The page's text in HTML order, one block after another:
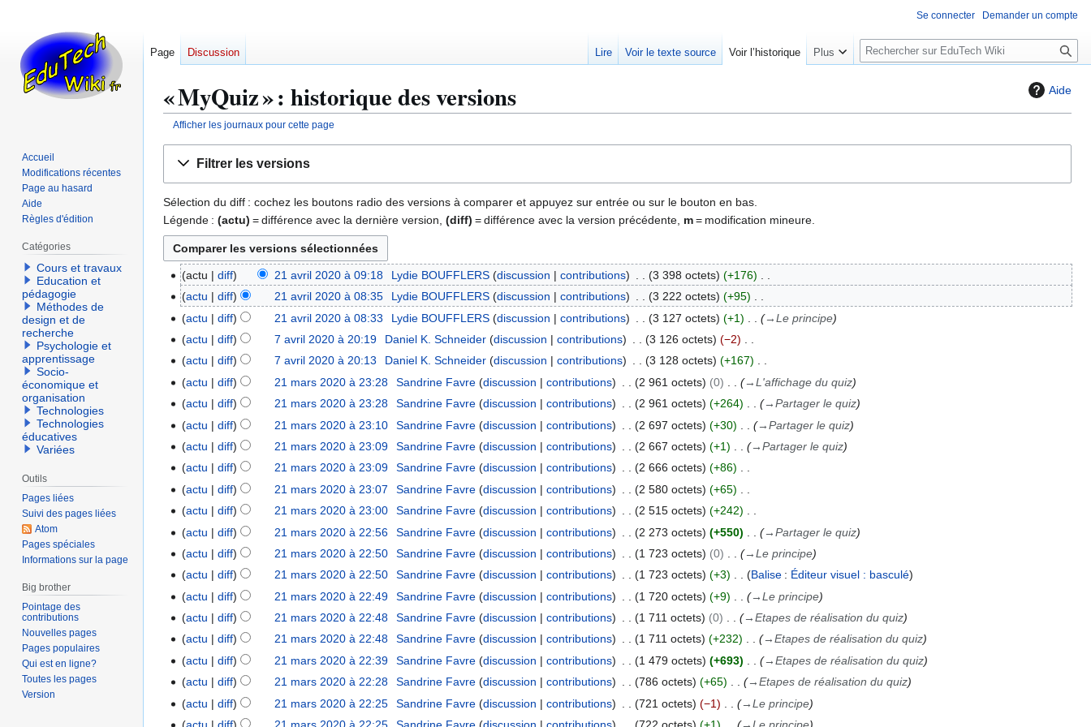
Aide
« MyQuiz » : historique des versions
Afficher les journaux pour cette page
navigation
recherche
Filtrer les versions
Sélection du diff : cochez les boutons radio des versions à comparer et appuyez sur entrée ou sur le bouton en bas.
Légende : (actu) = différence avec la dernière version, (diff) = différence avec la version précédente, m= modification mineure.
actu diff 21 avril 2020 à 09:18 Lydie BOUFFLERS discussion contributions 3 398 octets
+176
A
u
c
u
n
r
é
u
m
é
d
e
m
o
d
i
f
c
a
t
i
o
actu diff 21 avril 2020 à 08:35 Lydie BOUFFLERS discussion contributions 3 222 octets
+95
A
c
u
n
r
é
u
m
é
d
e
m
o
d
i
f
c
a
t
i
actu diff 21 avril 2020 à 08:33 Lydie BOUFFLERS discussion contributions 3 127 octets +1 →Le principe
actu diff 7 avril 2020 à 20:19 Daniel K. Schneider discussion contributions 3 126 octets
−2
A
c
u
n
r
é
u
m
é
d
e
m
o
d
i
f
c
actu diff 7 avril 2020 à 20:13 Daniel K. Schneider discussion contributions 3 128 octets
+167
A
c
u
n
r
é
u
m
é
d
e
m
o
d
i
f
actu diff 21 mars 2020 à 23:28 Sandrine Favre discussion contributions 2 961 octets 0 →L'affichage du quiz
actu
diff 21 mars 2020 à 23:28 Sandrine Favre discussion contributions 2 961 octets +264 →Partager le quiz
actu
diff 21 mars 2020 à 23:10 Sandrine Favre discussion contributions 2 697 octets +30 →Partager le quiz
actu
diff 21 mars 2020 à 23:09 Sandrine Favre discussion contributions 2 667 octets +1 →Partager le quiz
actu
diff 21 mars 2020 à 23:09 Sandrine Favre discussion contributions 2 666 octets
+86
A
c
u
n
r
é
u
m
é
d
e
actu diff 21 mars 2020 à 23:07 Sandrine Favre discussion contributions 2 580 octets
+65
A
c
u
n
r
é
u
m
é
d
e
actu diff 21 mars 2020 à 23:00 Sandrine Favre discussion contributions 2 515 octets
+242
A
c
u
n
r
é
u
m
é
d
actu diff 21 mars 2020 à 22:56 Sandrine Favre discussion contributions 2 273 octets +550 →Partager le quiz
actu
diff 21 mars 2020 à 22:50 Sandrine Favre discussion contributions 1 723 octets 0 →Le principe
actu
diff 21 mars 2020 à 22:50 Sandrine Favre discussion contributions 1 723 octets
+3
A
c
u
n
r
é
Balise: Éditeur visuel : basculé
actu
diff 21 mars 2020 à 22:49 Sandrine Favre discussion contributions 1 720 octets +9 →Le principe
actu
diff 21 mars 2020 à 22:48 Sandrine Favre discussion contributions 1 711 octets 0 →Etapes de réalisation du quiz
actu
diff 21 mars 2020 à 22:48 Sandrine Favre discussion contributions 1 711 octets +232 →Etapes de réalisation du quiz
actu
diff 21 mars 2020 à 22:39 Sandrine Favre discussion contributions 1 479 octets +693 →Etapes de réalisation du quiz
actu
diff 21 mars 2020 à 22:28 Sandrine Favre discussion contributions 786 octets +65 →Etapes de réalisation du quiz
actu
diff 21 mars 2020 à 22:25 Sandrine Favre discussion contributions 721 octets −1 →Le principe
Se connecter Demander un compte
Page Discussion Lire Voir le texte source Voir l’historique Plus
R
e
e
Accueil
Modifications récentes
Page au hasard
Aide
Règles d'édition
Catégories
Cours et travaux
Education et
pédagogie
Méthodes de
design et de
recherche
Psychologie et
apprentissage
Socio-
économique et
organisation
Technologies
Technologies
éducatives
Variées
Outils
Pages liées
Suivi des pages liées
Atom
Pages spéciales
Informations sur la page
Big brother
Pointage des
contributions
Nouvelles pages
Pages populaires
Qui est en ligne?
Toutes les pages
Version